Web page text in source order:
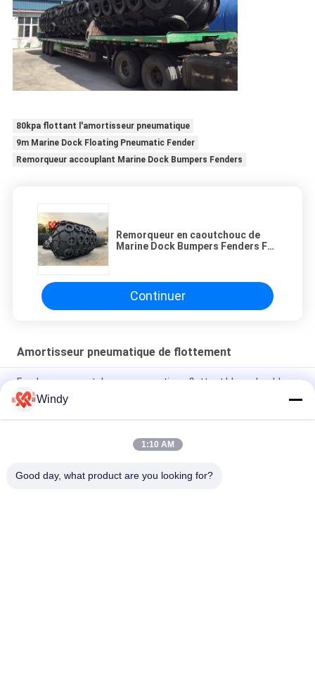
80kpa flottant l'amortisseur pneumatique
9m Marine Dock Floating Pneumatic Fender
Remorqueur accouplant Marine Dock Bumpers Fenders
Remorqueur en caoutchouc de
Marine Dock Bumpers Fenders For
Continuer
Amortisseur pneumatique de flottement
Fendeur en caoutchouc pneumatique flottant blanc durable
Fender en caoutchouc pneumatique flottant industriel
d'épaisseur blanche de 0,05 MPa pour offshore
Fender flottant en PVC renforcé de 15KN/m pour l'application
Windy
1:10 AM
Good day, what product are you looking for?